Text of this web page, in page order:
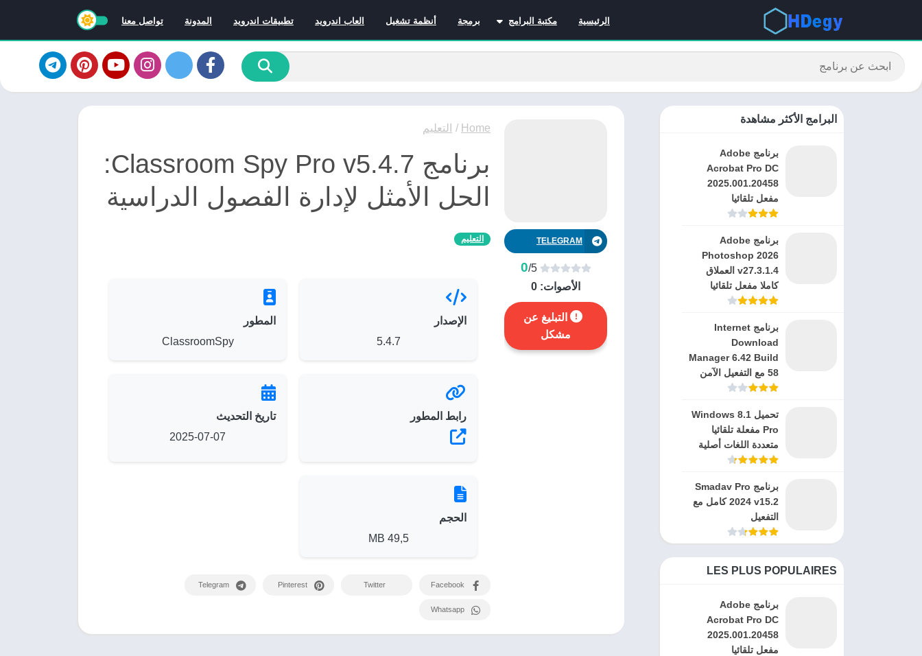
الرئيسية مكتبة البرامج
برامج الانترنت
برامج الوسائط المتعددة
برامج تصفح الإنترنت
مضادات الفيروسات
برمجة أنظمة تشغيل العاب اندرويد تطبيقات اندرويد المدونة تواصل معنا
Home
/ التعليم
برنامج Classroom Spy Pro v5.4.7:
الحل الأمثل لإدارة الفصول الدراسية
التعليم
الإصدار
5.4.7
المطور
ClassroomSpy
رابط المطور
تاريخ التحديث
2025-07-07
الحجم
49,5 MB
TELEGRAM
0/5
الأصوات: 0
التبليغ عن
مشكل
Facebook
Twitter
Pinterest
Telegram
Whatsapp
البرامج الأكثر مشاهدة
برنامج Adobe
Acrobat Pro DC
2025.001.20458
مفعل تلقائيا
برنامج Adobe
Photoshop 2026
v27.3.1.4 العملاق
كاملا مفعل تلقائيا
برنامج Internet
Download
Manager 6.42 Build
58 مع التفعيل الآمن
تحميل Windows 8.1
Pro مفعلة تلقائيا
متعددة اللغات أصلية
برنامج Smadav Pro
2024 v15.2 كامل مع
التفعيل
LES PLUS POPULAIRES
برنامج Adobe
Acrobat Pro DC
2025.001.20458
مفعل تلقائيا